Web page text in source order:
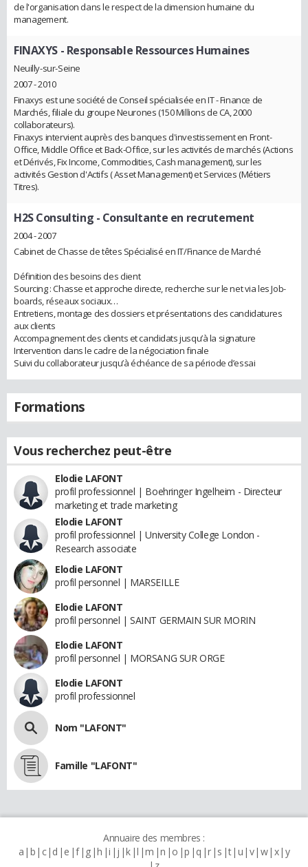
de l'organisation dans le respect de la dimension humaine du
management.
FINAXYS - Responsable Ressources Humaines
Neuilly-sur-Seine
2007 - 2010
Finaxys est une société de Conseil spécialisée en IT - Finance de
Marchés, filiale du groupe Neurones (150 Millions de CA, 2000
collaborateurs).
Finaxys intervient auprès des banques d'investissement en Front-
Office, Middle Office et Back-Office, sur les activités de marchés (Actions
et Dérivés, Fix Income, Commodities, Cash management), sur les
activités Gestion d'Actifs ( Asset Management) et Services (Métiers
Titres).
H2S Consulting - Consultante en recrutement
2004 - 2007
Cabinet de Chasse de têtes Spécialisé en IT/Finance de Marché
Définition des besoins des client
Sourcing : Chasse et approche directe, recherche sur le net via les Job-
boards, réseaux sociaux…
Entretiens, montage des dossiers et présentations des candidatures
aux clients
Accompagnement des clients et candidats jusqu’à la signature
Intervention dans le cadre de la négociation finale
Suivi du collaborateur jusqu’à échéance de sa période d’essai
Formations
Vous recherchez peut-être
Elodie LAFONT
profil professionnel | Boehringer Ingelheim - Directeur
marketing et trade marketing
Elodie LAFONT
profil professionnel | University College London -
Research associate
Elodie LAFONT
profil personnel | MARSEILLE
Elodie LAFONT
profil personnel | SAINT GERMAIN SUR MORIN
Elodie LAFONT
profil personnel | MORSANG SUR ORGE
Elodie LAFONT
profil professionnel
Nom "LAFONT"
Famille "LAFONT"
Annuaire des membres :
a b c d e f g h i j k l m n o p q r s t u v w x y